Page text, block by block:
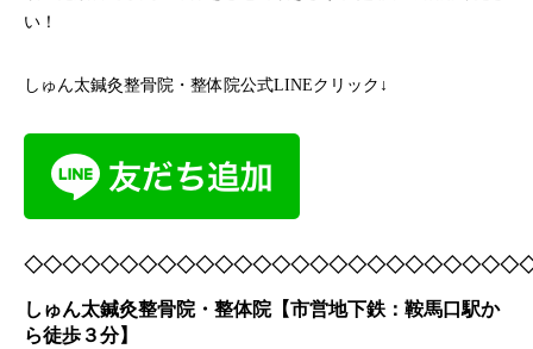
い！
しゅん太鍼灸整骨院・整体院公式LINEクリック↓
しゅん太鍼灸整骨院・整体院【市営地下鉄：鞍馬口駅か
ら徒歩３分】